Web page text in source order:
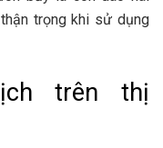
trọng khi sử dụng
trên thị